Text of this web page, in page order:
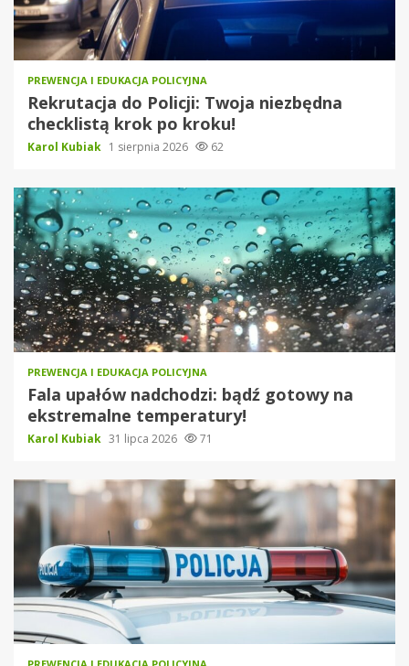
PREWENCJA I EDUKACJA POLICYJNA
Rekrutacja do Policji: Twoja niezbędna
checklistą krok po kroku!
Karol Kubiak 1 sierpnia 2026 62
PREWENCJA I EDUKACJA POLICYJNA
Fala upałów nadchodzi: bądź gotowy na
ekstremalne temperatury!
Karol Kubiak 31 lipca 2026 71